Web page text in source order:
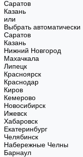
Саратов
Казань
или
Выбрать автоматически
Саратов
Казань
Нижний Новгород
Махачкала
Липецк
Красноярск
Краснодар
Киров
Кемерово
Новосибирск
Ижевск
Хабаровск
Екатеринбург
Челябинск
Набережные Челны
Барнаул